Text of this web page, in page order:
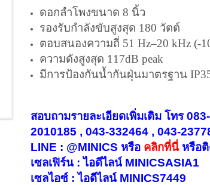
ดอกลำโพงขนาด 8 นิ้ว
รองรับกำลังขับสูงสุด 180 วัตต์
ตอบสนองความถี่ 51 Hz–20 kHz (-
ความดังสูงสุด 117dB peak
มีการป้องกันน้ำกันฝุ่นมาตรฐาน
สอบถามรายละเอียดเพิ่มเติม โทร
2010185 , 043-332464 , 043-
LINE : @MINICS หรือ คลิกที่นี่ หรือ
เซลเฟิร์น : ไอดีไลน์ MINICSASIA1
เซลไอซ์ : ไอดีไลน์ MINICS7449